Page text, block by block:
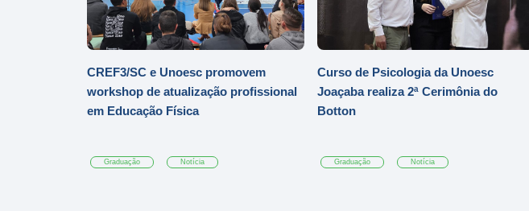
CREF3/SC e Unoesc promovem
workshop de atualização profissional
em Educação Física
Graduação Notícia
Curso de Psicologia da Unoesc
Joaçaba realiza 2ª Cerimônia do
Botton
Graduação Notícia